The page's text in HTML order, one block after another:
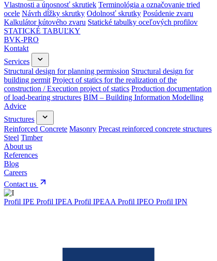
Vlastnosti a únosnosť skrutiek Terminológia a označovanie tried
ocele Návrh dĺžky skrutky Odolnosť skrutky Posúdenie zvaru
Kalkulátor kútového zvaru Statické tabulky oceľových profilov
STATICKÉ TABUĽKY
BVK-PRO
Kontakt
Services
Structural design for planning permission Structural design for
building permit Project of statics for the realization of the
construction / Execution project of statics Production documentation
of load-bearing structures BIM – Building Information Modelling
Advice
Structures
Reinforced Concrete Masonry Precast reinforced concrete structures
Steel Timber
About us
References
Blog
Careers
Contact us
Profil IPE Profil IPEA Profil IPEAA Profil IPEO Profil IPN